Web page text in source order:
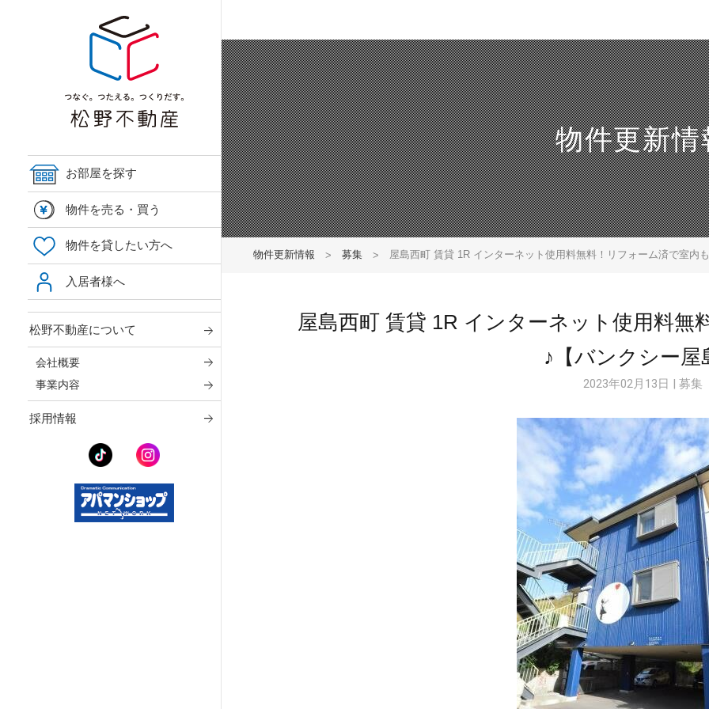
お部屋を探す
物件を売る・買う
物件を貸したい方へ
入居者様へ
松野不動産について
会社概要
事業内容
採用情報
物件更新情
物件更新情報 募集 屋島西町 賃貸 1R インターネット使用料無料！リフォーム済で室内
屋島西町 賃貸 1R インターネット使用料無
♪【バンクシー屋
2023年02月13日 | 募集